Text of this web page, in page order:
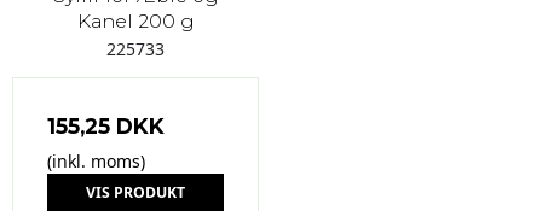
Kanel 200 g
225733
155,25 DKK
(inkl. moms)
VIS PRODUKT